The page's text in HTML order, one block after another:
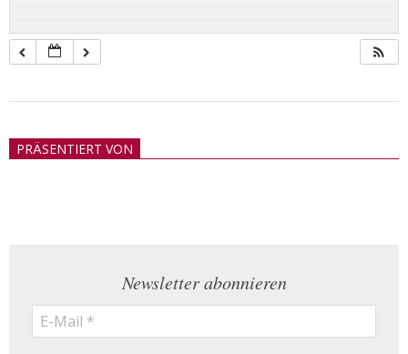
21PRÄSENTIERT VON
Newsletter abonnieren